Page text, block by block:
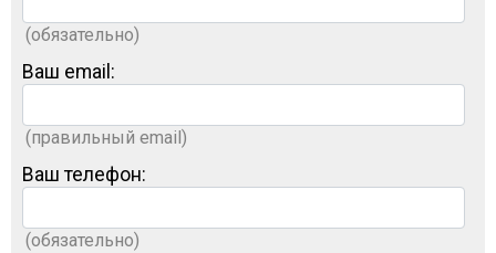
(обязательно)
Ваш email:
(правильный email)
Ваш телефон:
(обязательно)